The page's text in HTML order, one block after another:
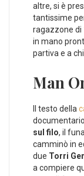
altre, si è
tantissime
ragazzone di
in mano
partiva e a
Man
Il testo della
sul filo, il
camminò in
due Torri
a compiere